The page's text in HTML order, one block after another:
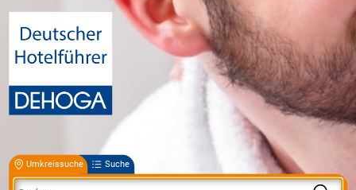
Umkreissuche Suche